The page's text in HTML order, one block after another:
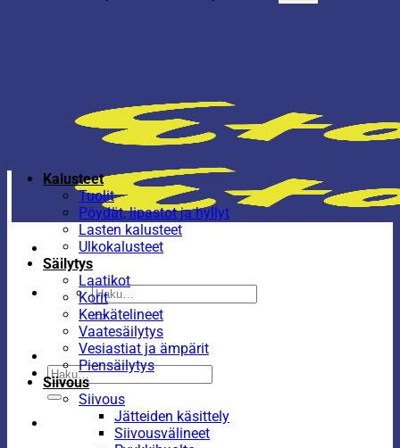
Etsi:
Etsi:
Kalusteet
Tuolit
Pöydät, lipastot ja hyllyt
Lasten kalusteet
Ulkokalusteet
Säilytys
Laatikot
Korit
Kenkätelineet
Vaatesäilytys
Vesiastiat ja ämpärit
Piensäilytys
Siivous
Siivous
Jätteiden käsittely
Siivousvälineet